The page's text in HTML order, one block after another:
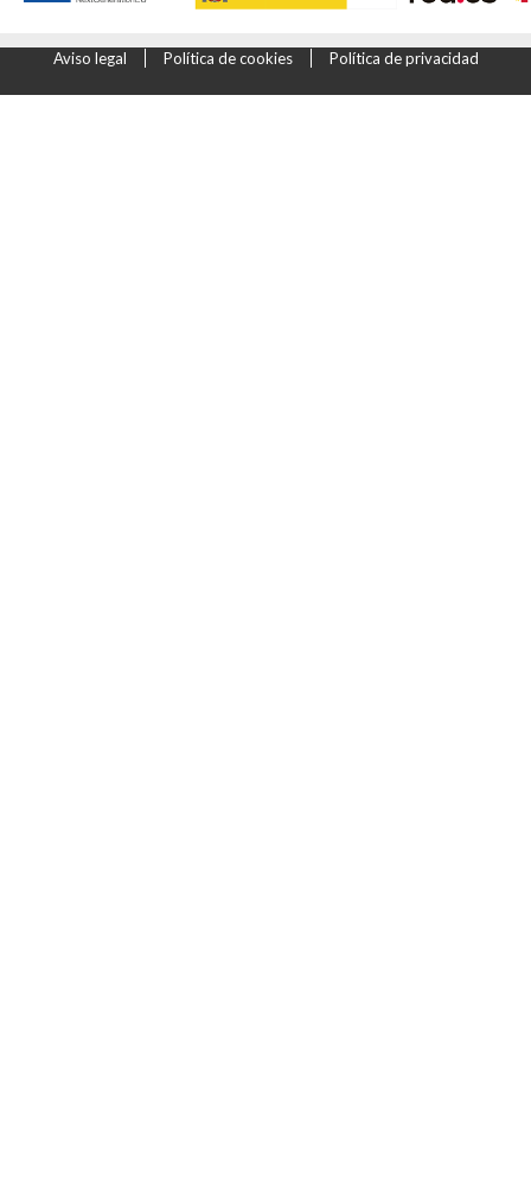
Aviso legal Política de cookies Política de privacidad